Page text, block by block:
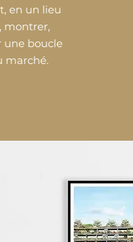
en un lieu
montrer,
une boucle
marché.